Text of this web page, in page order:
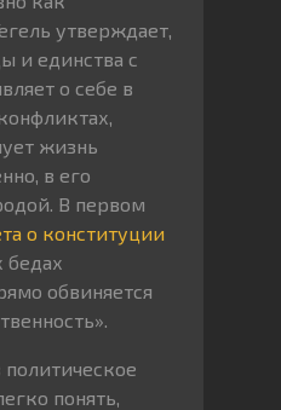
утверждает,
и единства с
о себе в
жизнь
в его
В первом
о конституции
бедах
обвиняется
понять,